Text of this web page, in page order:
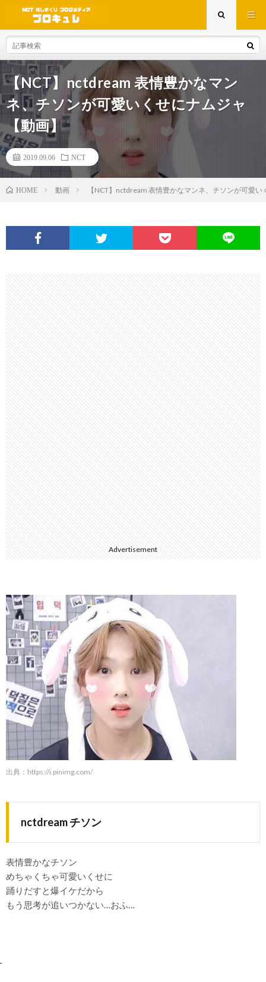
【NCT】nctdream 表情豊かなマン
ネ、チソンが可愛いくせにナムジャ
【動画】
2019.09.06 NCT
HOME 動画 【NCT】nctdream 表情豊かなマンネ、チソンが可愛
Advertisement
出典： https://i.pinimg.com/
nctdream チソン
表情豊かなチソン
めちゃくちゃ可愛いくせに
踊りだすと爆イケだから
もう思考が追いつかない…おふ…